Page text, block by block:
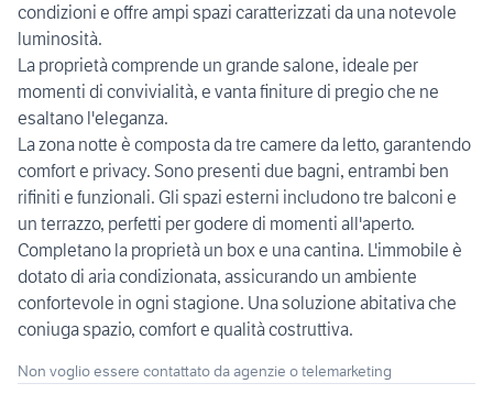
condizioni e offre ampi spazi caratterizzati da una notevole
luminosità.
La proprietà comprende un grande salone, ideale per
momenti di convivialità, e vanta finiture di pregio che ne
esaltano l'eleganza.
La zona notte è composta da tre camere da letto, garantendo
comfort e privacy. Sono presenti due bagni, entrambi ben
rifiniti e funzionali. Gli spazi esterni includono tre balconi e
un terrazzo, perfetti per godere di momenti all'aperto.
Completano la proprietà un box e una cantina. L'immobile è
dotato di aria condizionata, assicurando un ambiente
confortevole in ogni stagione. Una soluzione abitativa che
coniuga spazio, comfort e qualità costruttiva.
Non voglio essere contattato da agenzie o telemarketing